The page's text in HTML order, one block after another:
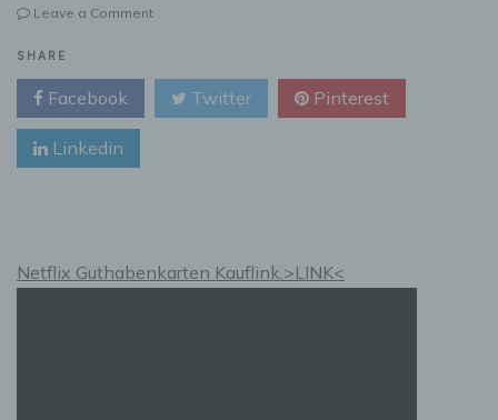
Leave a Commenton
Dutton
Ranch
–
Epos
SHARE
Facebook Twitter Pinterest
Linkedin
Netflix Guthabenkarten Kauflink.>LINK<